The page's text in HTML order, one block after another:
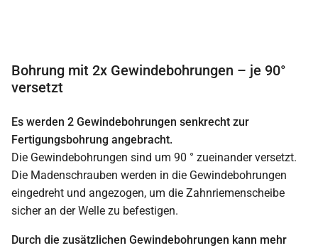
Bohrung mit 2x Gewindebohrungen – je 90°
versetzt
Es werden 2 Gewindebohrungen senkrecht zur
Fertigungsbohrung angebracht.
Die Gewindebohrungen sind um 90 ° zueinander versetzt.
Die Madenschrauben werden in die Gewindebohrungen
eingedreht und angezogen, um die Zahnriemenscheibe
sicher an der Welle zu befestigen.
Durch die zusätzlichen Gewindebohrungen kann mehr